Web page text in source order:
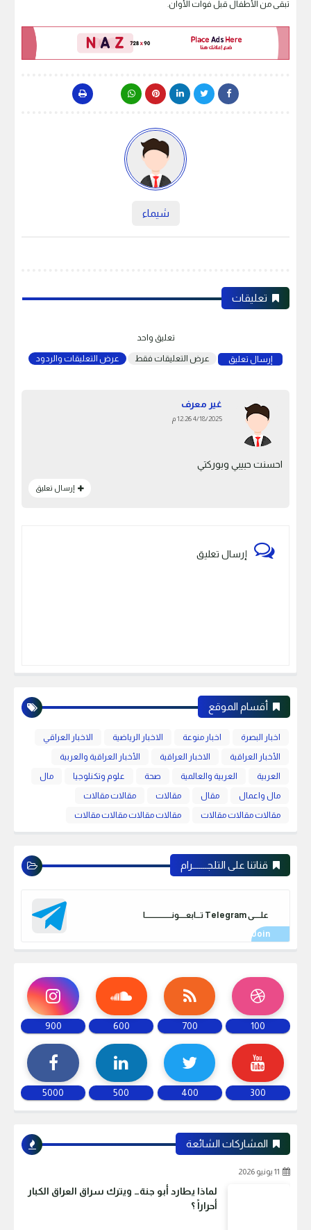
تبقى من الأطفال قبل فوات الأوان.
شيماء
تعليقات
تعليق واحد
إرسال تعليق عرض التعليقات فقط عرض التعليقات والردود
غير معرف
4/18/2025 12:26 م
احسنت حبيبي وبوركتي
إرسال تعليق
إرسال تعليق
أقسام الموقع
اخبار البصرة اخبار منوعة الاخبار الرياضية
الاخبار العراقي
الأخبار العراقية
الاخبار العراقية
الأخبار العراقية والعربية
العربية
العربية والعالمية صحة علوم وتكنلوجيا
مال
مال واعمال
مقال مقالات
مقالات مقالات
مقالات مقالات مقالات
مقالات مقالات مقالات مقالات
قناتنا على التلجـــــــرام
علـــــى Telegram تـــابعـــــونـــــــــــــــــــا
100
700
600
900
300
400
500
5000
المشاركات الشائعة
11 يونيو 2026
لماذا يطارد أبو جنة… ويترك سراق العراق الكبار
أحراراً ؟